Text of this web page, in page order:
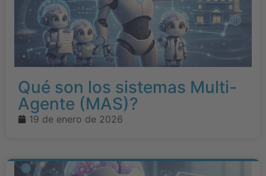
Qué son los sistemas Multi-
Agente (MAS)?
19 de enero de 2026